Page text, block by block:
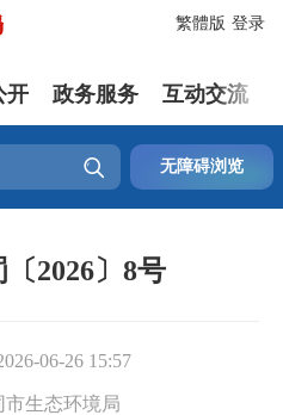
登录
繁體版
开 政务服务 互动交流
 无障碍浏览
2026〕8号
06-26 15:57
市生态环境局